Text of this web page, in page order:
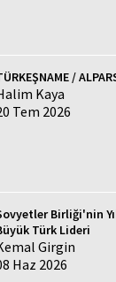
/
Kaya
Tem 2026
Birliği'nin
Türk Lideri
Girgin
Haz 2026